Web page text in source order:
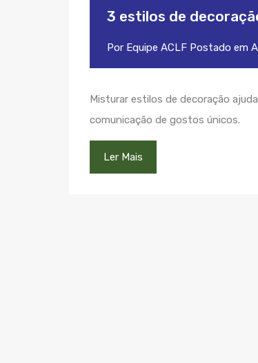
3 estilos de
Por Equipe ACLF Postado em
Misturar estilos de decoração
comunicação de gostos únicos.
Ler Mais